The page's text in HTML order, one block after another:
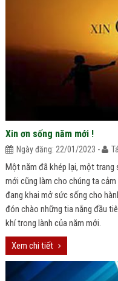
Xin ơn sống năm mới !
Ngày đăng: 22/01/2023 -
Một năm đã khép lại, một trang
mới cũng làm cho chúng ta
đang khai mở sức sống cho
đón chào những tia nắng đầu
khí trong lành của năm mới.
Xem chi tiết